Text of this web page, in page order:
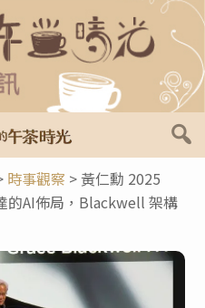
時事觀察 >黃仁勳 2025
的AI佈局，Blackwell 架構